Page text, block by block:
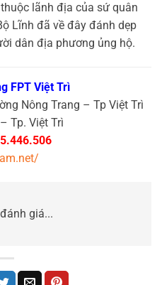
lãnh địa của sứ quân
Lĩnh đã về đây đánh dẹp
dân địa phương ủng hộ.
FPT Việt Trì
Nông Trang – Tp Việt Trì
Tp. Việt Trì
giá...